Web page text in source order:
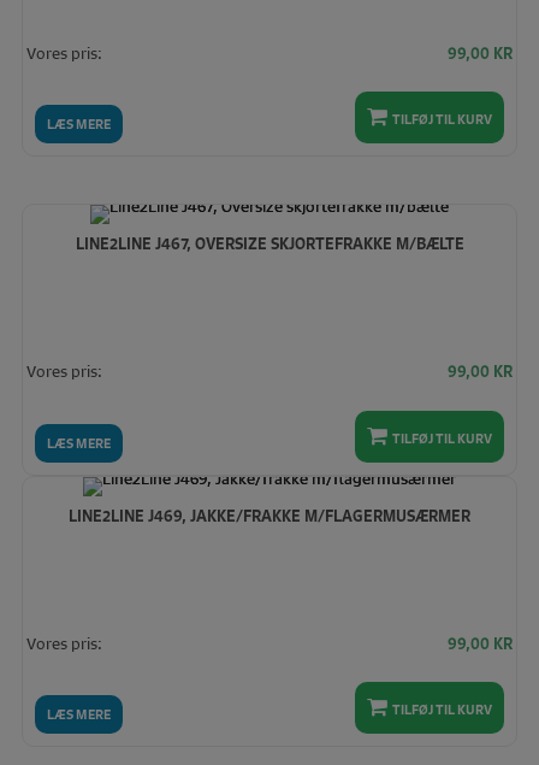
LÆS MERE
Vores pris: 99,00 KR
TILFØJ TIL KURV
LINE2LINE J467, OVERSIZE SKJORTEFRAKKE M/BÆLTE
LÆS MERE
Vores pris: 99,00 KR
TILFØJ TIL KURV
LINE2LINE J469, JAKKE/FRAKKE M/FLAGERMUSÆRMER
LÆS MERE
Vores pris: 99,00 KR
TILFØJ TIL KURV